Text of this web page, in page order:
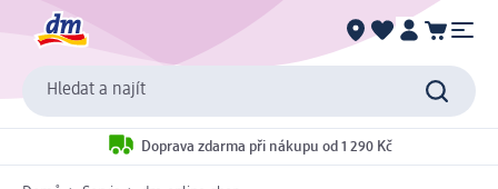
Hledat a najít
Doprava zdarma při nákupu od 1 290 Kč